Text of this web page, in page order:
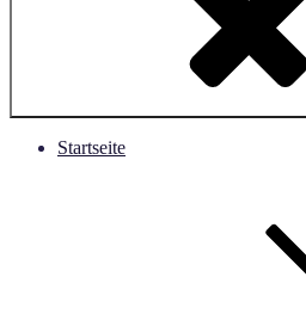
Startseite